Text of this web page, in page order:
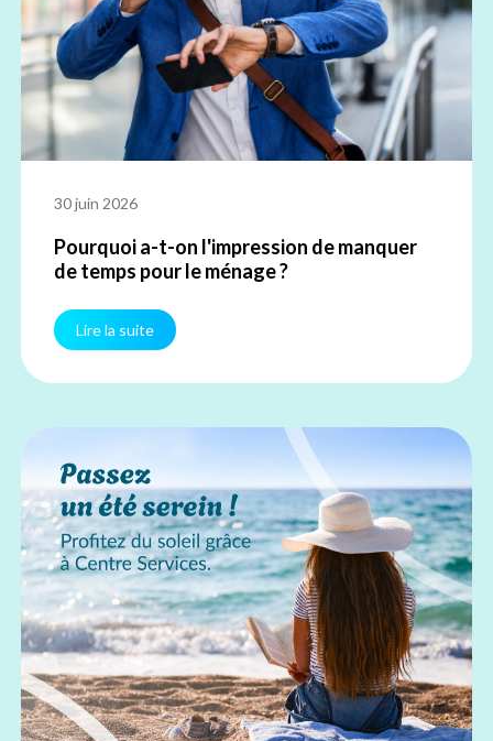
30 juin 2026
Pourquoi a-t-on l'impression de manquer
de temps pour le ménage ?
Lire la suite